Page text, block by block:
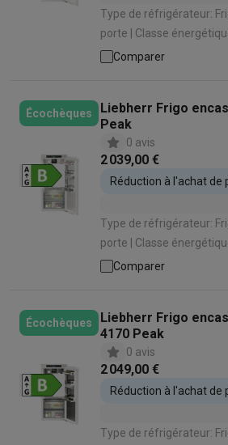
Type de réfrigérateur:
porte | Classe énergétique: C | Capacité totale:
175 L | Hauteur
Système de
Comparer
Écochèques
Liebherr Frigo
Peak
0 avis
2 039,00 €
Réduction à l'achat de
Type de réfrigérateur:
porte | Classe énergétique: B | Capacité totale:
191 L | Hauteur
Système de
Comparer
Écochèques
Liebherr Frigo
4170 Peak
0 avis
2 049,00 €
Réduction à l'achat de
Type de réfrigérateur: